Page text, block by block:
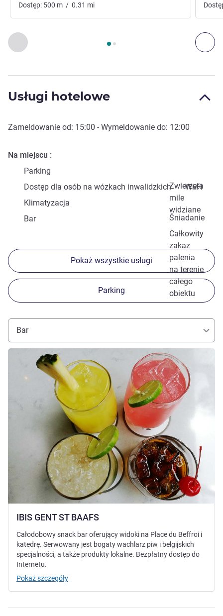
Poprzedni - Dojazd i transport
Strona , Dojazd i transport 1 :, Dojazd i transport 2 :
Dostęp: 500 m / 0.31 mi
Usługi hotelowe
Zameldowanie od: 15:00 - Wymeldowanie do: 12:00
Na miejscu
Parking
Zwierzęta
mile
widziane
Dostęp dla osób na wózkach inwalidzkich
Wi-Fi
Klimatyzacja
Śniadanie
Bar
Całkowity
zakaz
palenia
na terenie
całego
obiektu
Pokaż wszystkie usługi
Parking
Bar
IBIS GENT ST BAAFS
Pokaż szczegóły
Całodobowy snack bar oferujący widoki na Place du Beffroi i
katedrę. Serwowany jest bogaty wachlarz piw i belgijskich
specjalności, a także produkty lokalne. Bezpłatny dostęp do
Internetu.
Pokaż szczegóły